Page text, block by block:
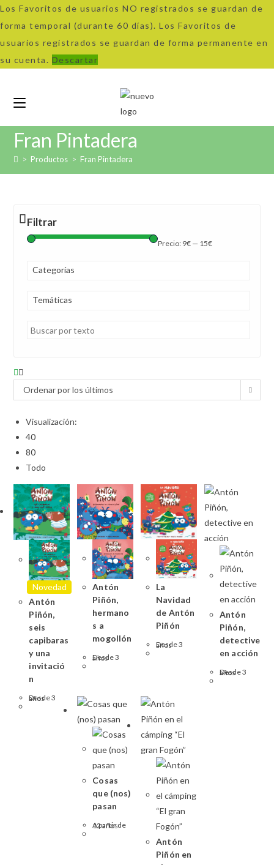
Los Favoritos de usuarios NO registrados se guardan de
forma temporal (durante 60 días). Los Favoritos de
usuarios registrados se guardan de forma permanente en
su cuenta. Descartar
Fran Pintadera
> Productos > Fran Pintadera
Filtrar
Precio: 9€ — 15€
Categorías
Temáticas
Ordenar por los últimos
Visualización:
40
80
Todo
Novedad
Antón
Piñón,
seis
capibaras
y una
invitació
n
Desde 3 años
Antón
Piñón,
hermano
s a
mogollón
Desde 3 años
La
Navidad
de Antón
Piñón
Desde 3 años
Antón
Piñón,
detective
en acción
Desde 3 años
Cosas
que (nos)
pasan
A partir de 12 años
Antón
Piñón en